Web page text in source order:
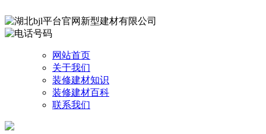
网站首页
关于我们
装修建材知识
装修建材百科
联系我们